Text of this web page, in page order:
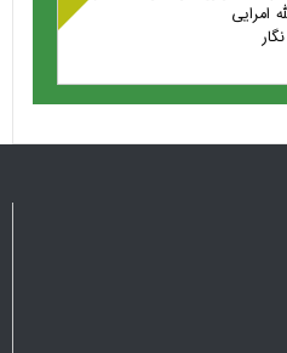
امرایی